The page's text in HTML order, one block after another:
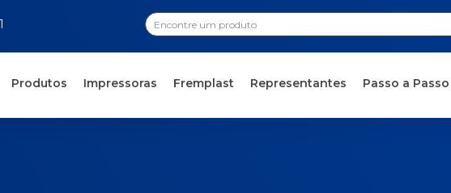
Produtos Impressoras Fremplast Representantes Passo a Passo